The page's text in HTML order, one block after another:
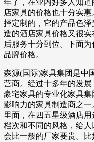
年了，在业内好多人知
店家具的价格也十分实
择定制的，它的产品色
造的酒店家具价格又很
后服务十分到位。下面
品牌价格。
森源(国际)家具集团是中
营商。经过十多年的发
豪宅家具的专业化家具
影响力的家具制造商之
里面，在四五星级酒店
档次和不同的风格，给
会比一般的厂家要贵。